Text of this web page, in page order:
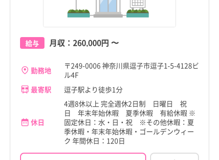
給与 月収： 260,000円 〜
勤務地
〒249-0006 神奈川県逗子市逗子1-5-4128ビ
ル4F
最寄駅
逗子駅より徒歩1分
休日
4週8休以上 完全週休2日制 日曜日 祝
日 年末年始休暇 夏季休暇 有給休暇 ※
固定休日：水・日・祝 ※その他休暇：夏
季休暇・年末年始休暇・ゴールデンウィー
ク 年間休日：120日